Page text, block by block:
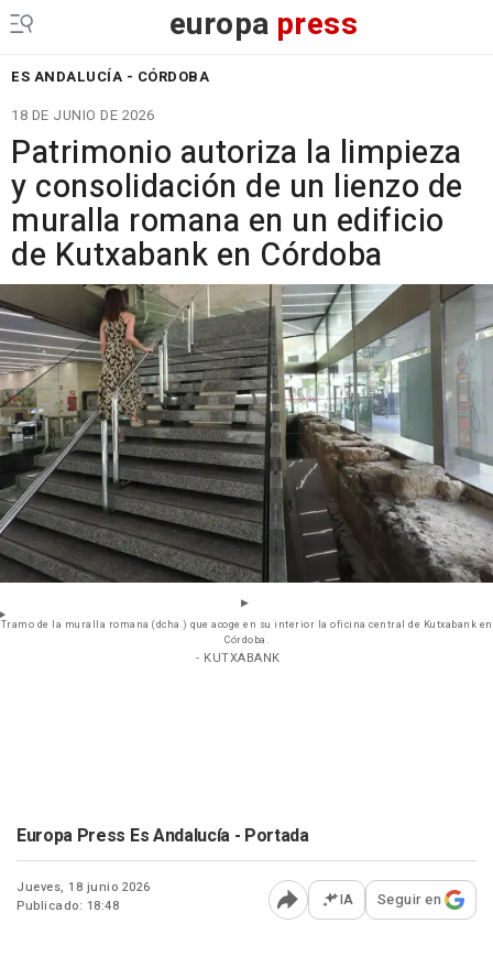
europa press
ES ANDALUCÍA - CÓRDOBA
18 DE JUNIO DE 2026
Patrimonio autoriza la limpieza
y consolidación de un lienzo de
muralla romana en un edificio
de Kutxabank en Córdoba
Tramo de la muralla romana (dcha.) que acoge en su interior la oficina central de Kutxabank en
Córdoba.
- KUTXABANK
Europa Press Es Andalucía - Portada
Jueves, 18 junio 2026
Publicado: 18:48
Abrir opciones para
IA Seguir en